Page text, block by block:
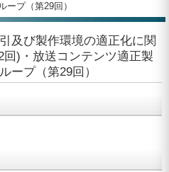
ープ（第29回）
及び製作環境の適正化に関
)・放送コンテンツ適正製
ープ（第29回）